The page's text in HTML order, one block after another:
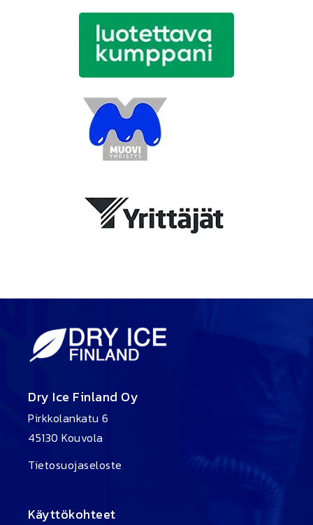
Dry Ice Finland Oy
Pirkkolankatu 6
45130 Kouvola
Tietosuojaseloste
Käyttökohteet